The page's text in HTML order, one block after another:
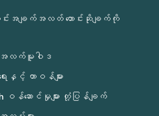
င်းအချက်အလတ် တောင်းဆိုချက်ကို
အလက်မူဝါဒ
နှင့် တာဝန်များ
ဝန်ဆောင်မှုများ တုံ့ပြန်ချက်